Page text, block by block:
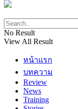
No Result
View All Result
หน้าแรก
บทความ
Review
News
Training